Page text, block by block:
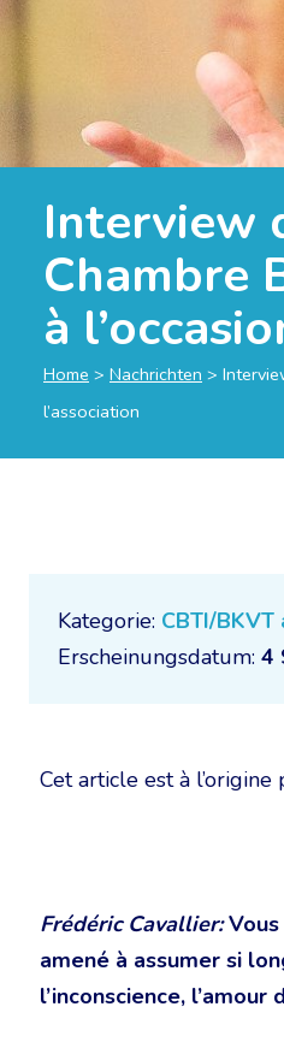
Interview
Chambre
à
Home > Nachrichten >
l’association
Kategorie: CBTI/
Erscheinungsdatum: 4
Cet article est à
Frédéric Cavallier:Vous
amené à assumer si
l’inconscience,